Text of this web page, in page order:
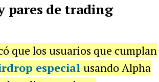
pares de trading
que los usuarios que cumplan
especial usando Alpha